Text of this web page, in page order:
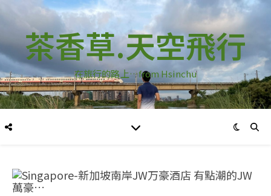
茶香草.天空飛行
在旅行的路上…from Hsinchu